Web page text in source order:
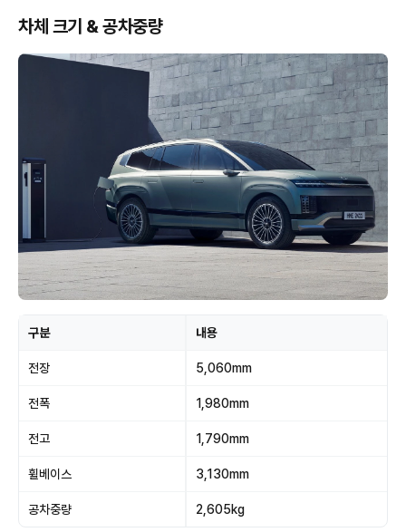
차체 크기 & 공차중량
구분 내용
전장 5,060mm
전폭 1,980mm
전고 1,790mm
휠베이스 3,130mm
공차중량 2,605kg